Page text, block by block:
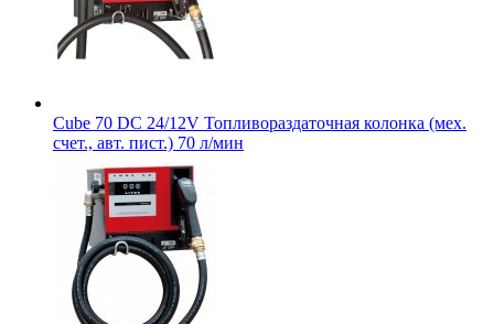
Cube 70 DC 24/12V Топливораздаточная колонка (мех.
счет., авт. пист.) 70 л/мин